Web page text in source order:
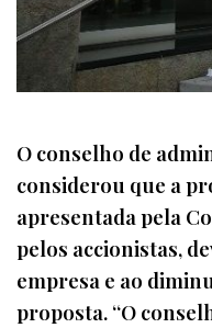
O conselho de
considerou que a
apresentada pela
pelos accionistas,
empresa e ao
proposta. “O